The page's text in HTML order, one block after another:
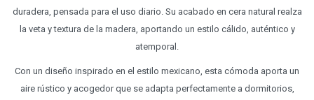
duradera, pensada para el uso diario. Su acabado en cera natural realza
la veta y textura de la madera, aportando un estilo cálido, auténtico y
atemporal.
Con un diseño inspirado en el estilo mexicano, esta cómoda aporta un
aire rústico y acogedor que se adapta perfectamente a dormitorios,